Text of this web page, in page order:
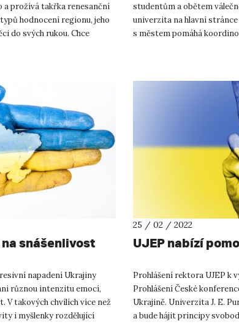
a prožívá takřka renesanční
hodnocení regionu, jeho
do svých rukou. Chce
studentům a obětem
univerzita na hlavní
s městem pomáhá
snášenlivost
napadení Ukrajiny
různou intenzitu emocí,
V takových chvílích více než
i myšlenky rozdělující
25 / 02 / 2022
UJEP nabízí
Prohlášení rektora UJEP k
Prohlášení České
Ukrajině. Univerzita J. E.
a bude hájit principy